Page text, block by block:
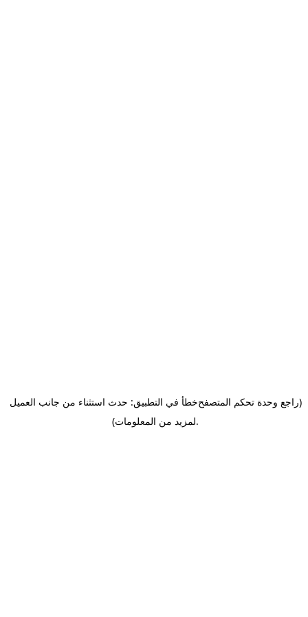
خطأ في التطبيق: حدث استثناء من جانب العميل(راجع وحدة تحكم المتصفح
لمزيد من المعلومات).